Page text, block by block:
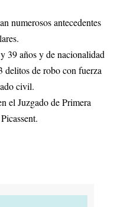
numerosos antecedentes
39 años y de nacionalidad
delitos de robo con fuerza
civil.
el Juzgado de Primera